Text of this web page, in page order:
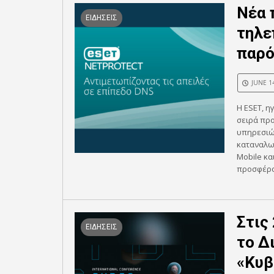
ΕΙΔΗΣΕΙΣ
Νέα
JUNE
Η ESET,
σειρά
Mobile
ΕΙΔΗΣΕΙΣ
το